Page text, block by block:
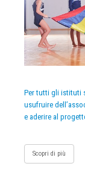
Per tutti gli istituti
usufruire
e aderire al
Scopri di più